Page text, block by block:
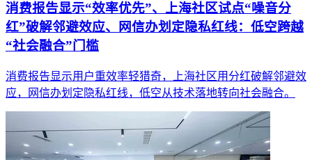
消费报告显示“效率优先”、上海社区试点“噪音分
红”破解邻避效应、网信办划定隐私红线：低空跨越
“社会融合”门槛
消费报告显示用户重效率轻猎奇，上海社区用分红破解邻避效
应，网信办划定隐私红线，低空从技术落地转向社会融合。